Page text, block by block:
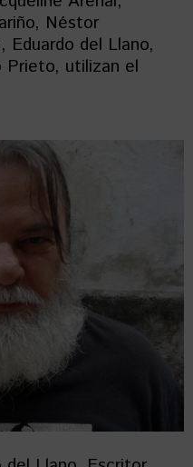
Néstor
Eduardo del Llano,
Prieto, utilizan el